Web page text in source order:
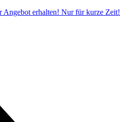
Angebot erhalten! Nur für kurze Zeit!